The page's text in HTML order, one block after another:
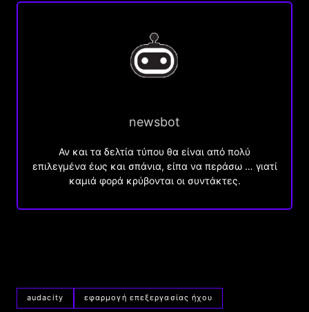
newsbot
Αν και τα δελτία τύπου θα είναι από πολύ
επιλεγμένα έως και σπάνια, είπα να περάσω … γιατί
καμιά φορά κρύβονται οι συντάκτες.
audacity εφαρμογή επεξεργασίας ήχου